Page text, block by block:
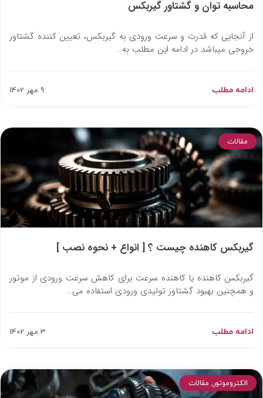
محاسبه توان و گشتاور گیربکس
از آنجایی که قدرت و سرعت ورودی به گیربکس، تعیین کننده گشتاور
خروجی میباشد در ادامه این مطلب به…
ادامه مطلب 9 مهر 1402
گیربکس کاهنده چیست ؟ [ انواع + نحوه نصب ]
گیربکس کاهنده یا کاهنده سرعت برای کاهش سرعت ورودی از موتور
و همچنین بهبود گشتاور تولیدی ورودی استفاده می…
ادامه مطلب 3 مهر 1402
مقالات
الکتروموتور, مقالات